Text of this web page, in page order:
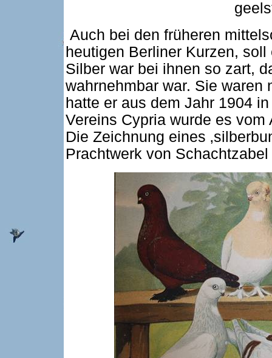
Auch bei den früheren
heutigen Berliner Kurzen, soll
Silber war bei ihnen so zart,
wahrnehmbar war. Sie
hatte er aus dem Jahr 1904
Vereins Cypria wurde es
Die Zeichnung eines
Prachtwerk von